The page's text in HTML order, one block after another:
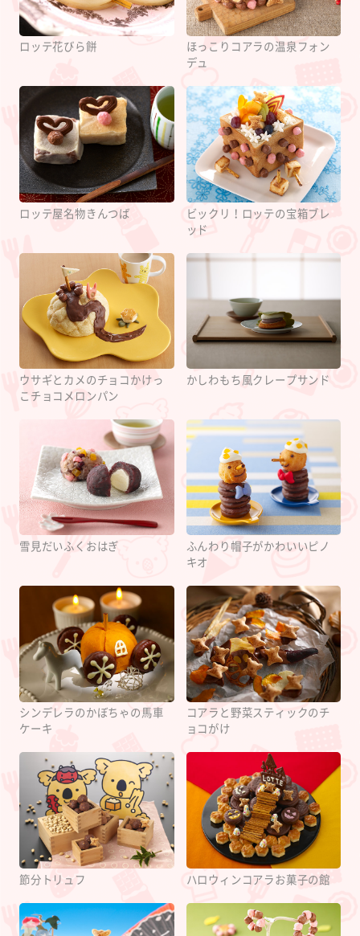
ロッテ花びら餅
ほっこりコアラの温泉フォン
デュ
ロッテ屋名物きんつば
ビックリ！ロッテの宝箱ブレ
ッド
ウサギとカメのチョコかけっ
こチョコメロンパン
かしわもち風クレープサンド
雪見だいふくおはぎ
ふんわり帽子がかわいいピノ
キオ
シンデレラのかぼちゃの馬車
ケーキ
コアラと野菜スティックのチ
ョコがけ
節分トリュフ ハロウィンコアラお菓子の館